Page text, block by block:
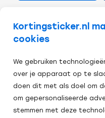
Kortingsticker.nl
cookies
We gebruiken
over je apparaat op te
doen dit met als doel om
om gepersonaliseerde
stemmen met deze